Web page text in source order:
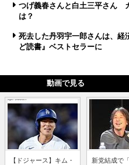
つげ義春さんと白土三平さん
は？
死去した丹羽宇一郎さんは、
ど読書』ベストセラーに
動画で見る
【ドジャース】キム・
新党結成で